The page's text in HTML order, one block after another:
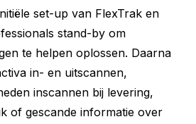
set-up van FlexTrak en
stand-by om
te helpen oplossen. Daarna
in- en uitscannen,
inscannen bij levering,
of gescande informatie over